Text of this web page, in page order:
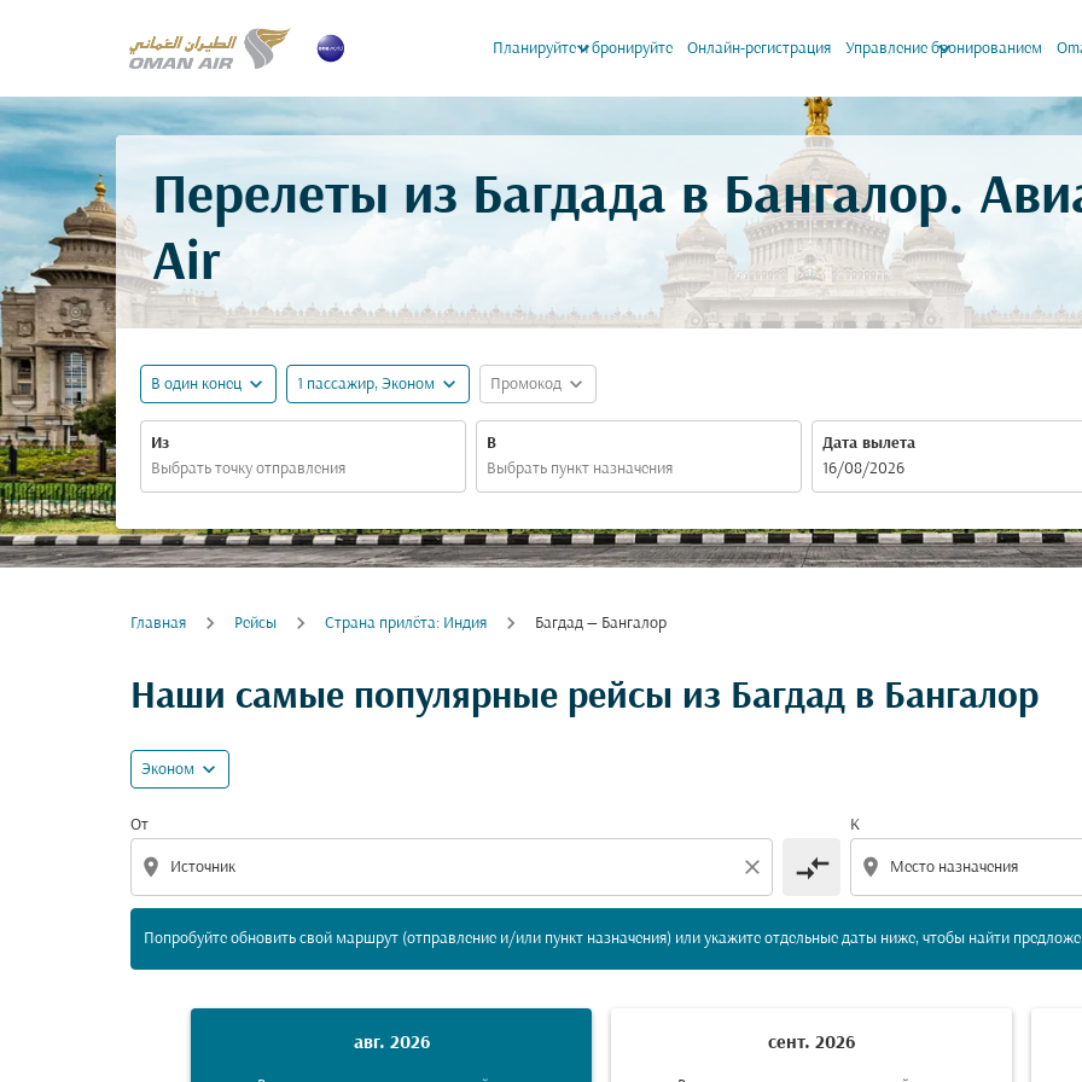
Планируйте и бронируйте
keyboard_arrow_down Онлайн-регистрация Управление бронированием
keyboard_arrow_down
Перелеты из Багдада в Бангалор.
Air
В один конец expand_more 1 пассажир, Эконом expand_more Промокод expand_more
Из В
Дата вылета
fc-booking-departure-date-aria-label
16/08/2026
Главная Рейсы Cтрана прилёта: Индия Багдад — Бангалор
Наши самые популярные рейсы из Багдад в Бангалор
Эконом expand_more
От
location_on close compare_arrows
К
location_on
Попробуйте обновить свой маршрут (отправление и/или пункт назначения) или укажите отдельные даты ниже, чтобы найти
Попробуйте обновить свой маршрут (отправление и/или пункт назначения) или укажите
авг. 2026 сент. 2026